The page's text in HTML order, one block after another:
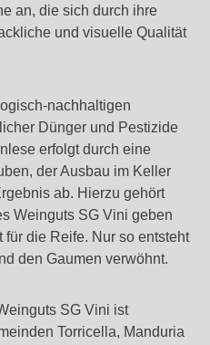
an, die sich durch ihre
und visuelle Qualität
nachhaltigen
Dünger und Pestizide
erfolgt durch eine
der Ausbau im Keller
ab. Hierzu gehört
Weinguts SG Vini geben
die Reife. Nur so entsteht
den Gaumen verwöhnt.
SG Vini ist
Torricella, Manduria